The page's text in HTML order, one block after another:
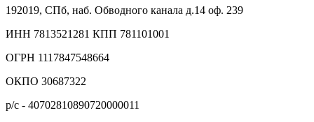
192019, СПб, наб. Обводного канала д.14 оф. 239
ИНН 7813521281 КПП 781101001
ОГРН 1117847548664
ОКПО 30687322
р/с - 40702810890720000011